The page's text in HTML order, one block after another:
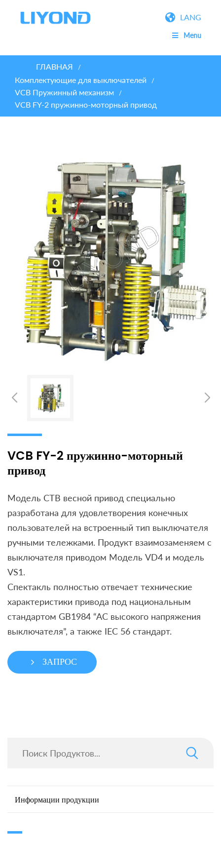
LANG
Menu
ГЛАВНАЯ /
Комплектующие для выключателей /
VCB Пружинный механизм /
VCB FY-2 пружинно-моторный привод
VCB FY-2 пружинно-моторный
привод
Модель CTB весной привод специально
разработана для удовлетворения конечных
пользователей на встроенный тип выключателя
ручными тележками. Продукт взаимозаменяем с
выключателя приводом Модель VD4 и модель
VS1.
Спектакль полностью отвечает технические
характеристики привода под национальным
стандартом GB1984 “AC высокого напряжения
выключателя”, а также IEC 56 стандарт.
ЗАПРОС
Информации продукции